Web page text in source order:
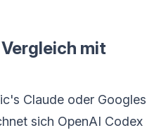
mit
Claude oder Googles
sich OpenAI Codex